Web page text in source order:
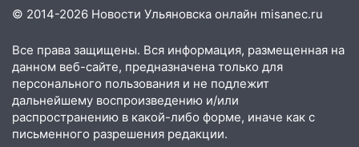
14:23 67% ульяновцев готовы
повысят зарплату
14:01 Инсценировали ДТП и получили
более 4,6 миллиона рублей: перед
судом предстанет банда
автоподставщиков
© 2014-2026 Новости Ульяновска онлайн misanec.ru
Все права защищены. Вся информация, размещенная на
данном веб-сайте, предназначена только для
персонального пользования и не подлежит
дальнейшему воспроизведению и/или
распространению в какой-либо форме, иначе как с
письменного разрешения редакции.